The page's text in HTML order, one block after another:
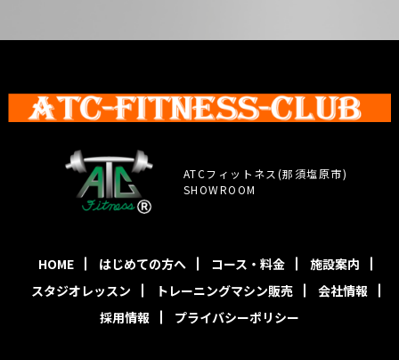
ATCフィットネス(那須塩原市)
SHOWROOM
HOME はじめての方へ コース・料金
施設案内
スタジオレッスン
トレーニングマシン販売
会社情報
採用情報
プライバシーポリシー